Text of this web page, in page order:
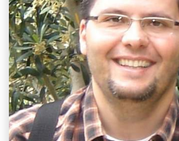
Κτίριο
Ανατομίας & Φυσιολογίας